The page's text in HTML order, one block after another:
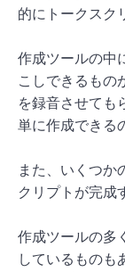
的にトークスク
作成ツールの中
こしできるもの
を録音させても
単に作成できる
また、いくつか
クリプトが完成
作成ツールの多
しているものも